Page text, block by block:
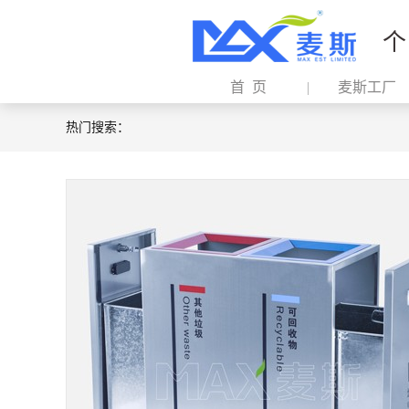
首 页 麦斯工厂
热门搜索：